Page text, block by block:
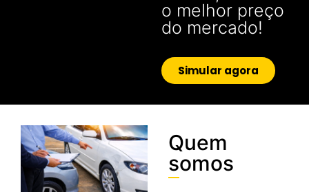
o melhor preço
do mercado!
Simular agora
Quem
somos